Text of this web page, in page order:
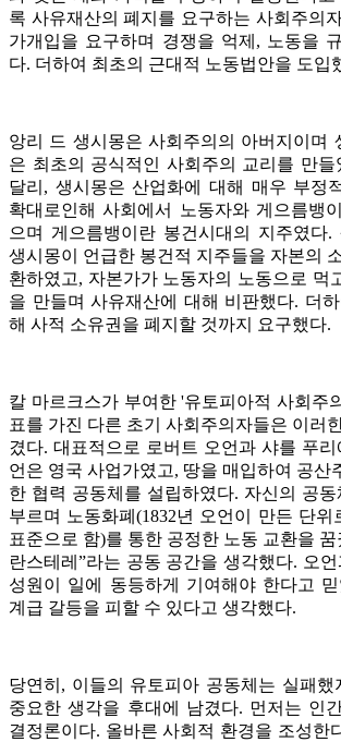
록 사유재산의 폐지를 요구하는 사회주의
가개입을 요구하며 경쟁을 억제, 노동을
다. 더하여 최초의 근대적 노동법안을 도입
앙리 드 생시몽은 사회주의의 아버지이며
은 최초의 공식적인 사회주의 교리를 만들
달리, 생시몽은 산업화에 대해 매우 부정
확대로인해 사회에서 노동자와 게으름뱅
으며 게으름뱅이란 봉건시대의 지주였다.
생시몽이 언급한 봉건적 지주들을 자본의
환하였고, 자본가가 노동자의 노동으로 먹
을 만들며 사유재산에 대해 비판했다. 더
해 사적 소유권을 폐지할 것까지 요구했다.
칼 마르크스가 부여한 '유토피아적 사회주
표를 가진 다른 초기 사회주의자들은 이러
겼다. 대표적으로 로버트 오언과 샤를 푸
언은 영국 사업가였고, 땅을 매입하여 공산
한 협력 공동체를 설립하였다. 자신의 공동
부르며 노동화폐(1832년 오언이 만든 단위
표준으로 함)를 통한 공정한 노동 교환을
란스테레”라는 공동 공간을 생각했다. 오
성원이 일에 동등하게 기여해야 한다고
계급 갈등을 피할 수 있다고 생각했다.
당연히, 이들의 유토피아 공동체는 실패했
중요한 생각을 후대에 남겼다. 먼저는 인
결정론이다. 올바른 사회적 환경을 조성한